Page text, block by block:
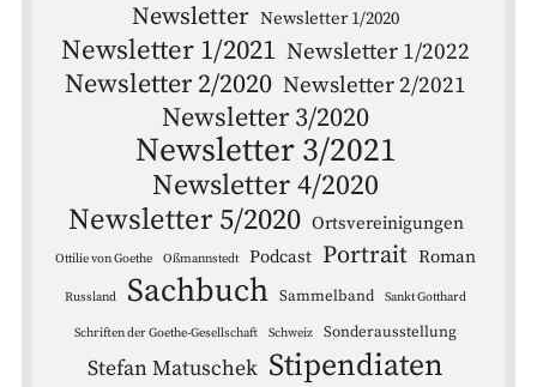
Newsletter Newsletter 1/2020
Newsletter 1/2021 Newsletter 1/2022
Newsletter 2/2020 Newsletter 2/2021
Newsletter 3/2020
Newsletter 3/2021
Newsletter 4/2020
Newsletter 5/2020 Ortsvereinigungen
Ottilie von Goethe Oßmannstedt Podcast Portrait Roman
Russland Sachbuch Sammelband Sankt Gotthard
Schriften der Goethe-Gesellschaft Schweiz Sonderausstellung
Stefan Matuschek Stipendiaten